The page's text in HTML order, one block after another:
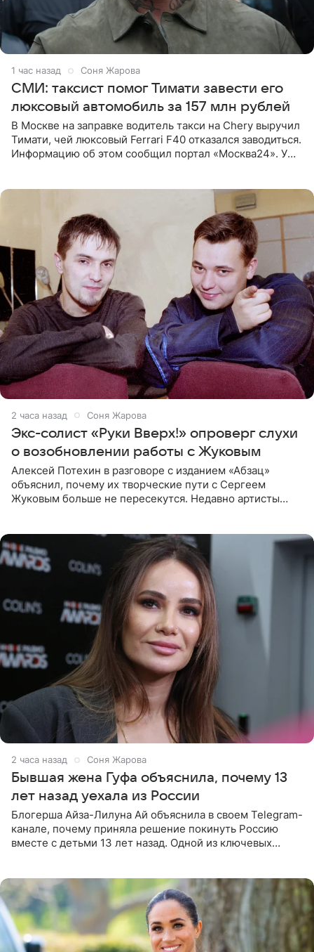
1 час назад Соня Жарова
СМИ: таксист помог Тимати завести его
люксовый автомобиль за 157 млн рублей
В Москве на заправке водитель такси на Chery выручил
Тимати, чей люксовый Ferrari F40 отказался заводиться.
Информацию об этом сообщил портал «Москва24». У
2 часа назад Соня Жарова
Экс-солист «Руки Вверх!» опроверг слухи
о возобновлении работы с Жуковым
Алексей Потехин в разговоре с изданием «Абзац»
объяснил, почему их творческие пути с Сергеем
Жуковым больше не пересекутся. Недавно артисты
2 часа назад Соня Жарова
Бывшая жена Гуфа объяснила, почему 13
лет назад уехала из России
Блогерша Айза-Лилуна Ай объяснила в своем Telegram-
канале, почему приняла решение покинуть Россию
вместе с детьми 13 лет назад. Одной из ключевых